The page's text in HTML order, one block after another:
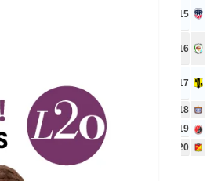
15
16
17
18
19
20